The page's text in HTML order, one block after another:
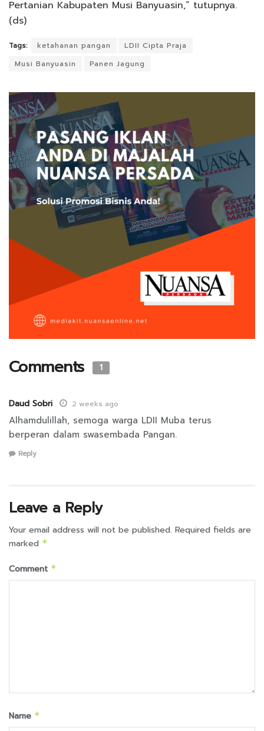
Pertanian Kabupaten Musi Banyuasin,” tutupnya.
(ds)
Tags: ketahanan pangan
LDII Cipta Praja
Musi Banyuasin
Panen Jagung
Comments 1
Daud Sobri 2 weeks ago
Alhamdulillah, semoga warga LDII Muba terus
berperan dalam swasembada Pangan.
Reply
Leave a Reply
Your email address will not be published. Required fields are
marked *
Comment *
Name *